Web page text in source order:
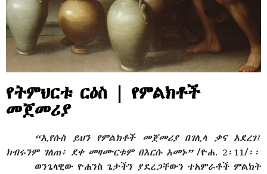
የትምህርቱ ርዕስ | የምልክቶች
መጀመሪያ
“ኢየሱስ ይህን የምልክቶች መጀመሪያ በገሊላ ቃና አደረገ፤
ክብሩንም ገለጠ፥ ደቀ መዛሙርቱም በእርሱ አመኑ” /ዮሐ. 2፡11/፡፡
ወንጌላዊው ዮሐንስ ጌታችን ያደረጋቸውን ተአምራቶች ምልክት